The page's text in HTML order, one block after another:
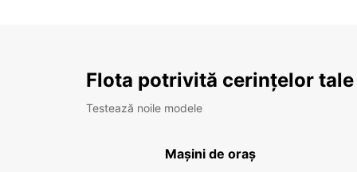
Flota potrivită cerințelor tale
Testează noile modele
Mașini de oraș